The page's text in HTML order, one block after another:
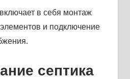
в себя монтаж
и подключение
септика